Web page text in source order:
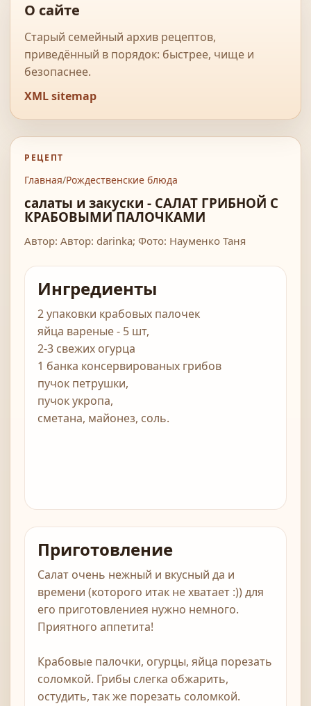
О сайте
Старый семейный архив рецептов,
приведённый в порядок: быстрее, чище и
безопаснее.
XML sitemap
РЕЦЕПТ
Главная/Рождественские блюда
салаты и закуски - САЛАТ ГРИБНОЙ С
КРАБОВЫМИ ПАЛОЧКАМИ
Автор: Автор: darinka; Фото: Науменко Таня
Ингредиенты
2 упаковки крабовых палочек
яйца вареные - 5 шт,
2-3 свежих огурца
1 банка консервированых грибов
пучок петрушки,
пучок укропа,
сметана, майонез, соль.
Приготовление
Салат очень нежный и вкусный да и
времени (которого итак не хватает :)) для
его приготовлениея нужно немного.
Приятного аппетита!
Крабовые палочки, огурцы, яйца порезать
соломкой. Грибы слегка обжарить,
остудить, так же порезать соломкой.